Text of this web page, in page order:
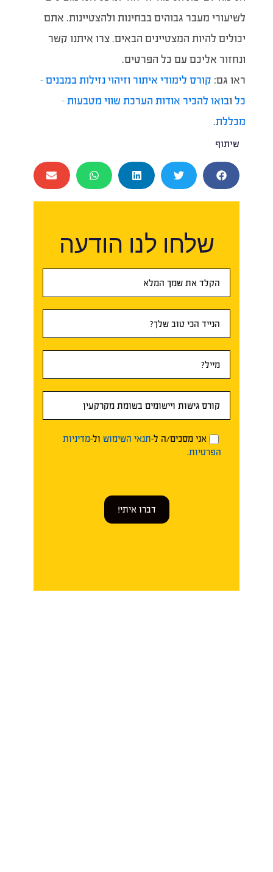
לשיעורי מעבר גבוהים בבחינות ולהצטיינות. אתם
יכולים להיות המצטיינים הבאים. צרו איתנו קשר
ונחזור אליכם עם כל הפרטים.
ראו גם: קורס לימודי איתור וזיהוי נזילות במבנים –
כל ובואו להכיר אודות הערכת שווי מטבעות –
מכללת.
שיתוף
שלחו לנו הודעה
ראשי
אני מסכים/ה ל-תנאי השימוש ול-מדיניות
הפרטיות.
דברו איתי!